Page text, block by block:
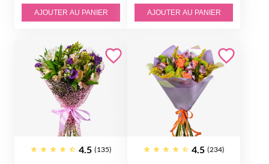
AJOUTER AU PANIER AJOUTER AU PANIER
4.5 (135) 4.5 (234)